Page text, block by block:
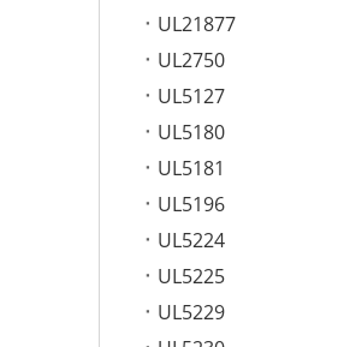
UL21877
UL2750
UL5127
UL5180
UL5181
UL5196
UL5224
UL5225
UL5229